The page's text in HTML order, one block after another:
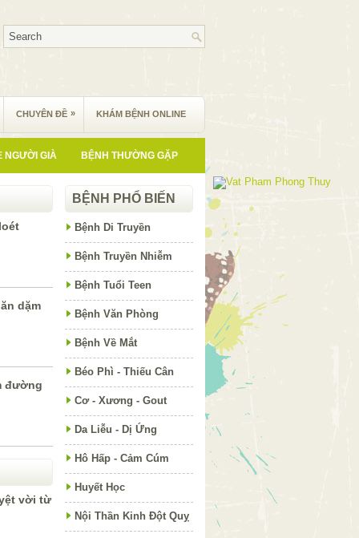
CHUYÊN ĐỀ » KHÁM BỆNH ONLINE
NGƯỜI GIÀ BỆNH THƯỜNG GẶP
dặm
đường
vời từ
BỆNH PHỔ BIẾN
Bệnh Di Truyền
Bệnh Truyền Nhiễm
Bệnh Tuổi Teen
Bệnh Văn Phòng
Bệnh Về Mắt
Béo Phì - Thiếu Cân
Cơ - Xương - Gout
Da Liễu - Dị Ứng
Hô Hấp - Cảm Cúm
Huyết Học
Nội Thần Kinh Đột Quỵ